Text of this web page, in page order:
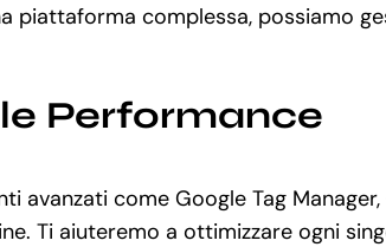
piattaforma complessa, possiamo
Performance
avanzati come Google Tag
Ti aiuteremo a ottimizzare ogni